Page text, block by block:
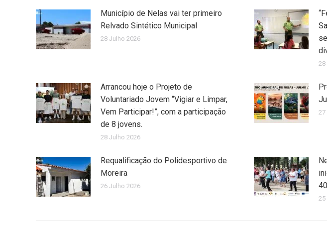
Município de Nelas vai ter primeiro
Relvado Sintético Municipal
28 Julho 2026
28
Arrancou hoje o Projeto de
Voluntariado Jovem “Vigiar e Limpar,
Vem Participar!”, com a participação
de 8 jovens.
28 Julho 2026
27
Requalificação do Polidesportivo de
Moreira
26 Julho 2026
25